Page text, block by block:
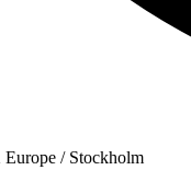
Europe / Stockholm